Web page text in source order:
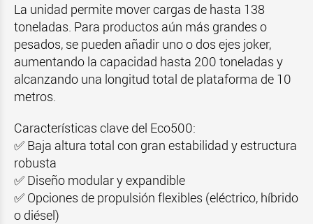
La unidad permite mover cargas de hasta 138
toneladas. Para productos aún más grandes o
pesados, se pueden añadir uno o dos ejes joker,
aumentando la capacidad hasta 200 toneladas y
alcanzando una longitud total de plataforma de 10
metros.
Características clave del Eco500:
✅ Baja altura total con gran estabilidad y estructura
robusta
✅ Diseño modular y expandible
✅ Opciones de propulsión flexibles (eléctrico, híbrido
o diésel)